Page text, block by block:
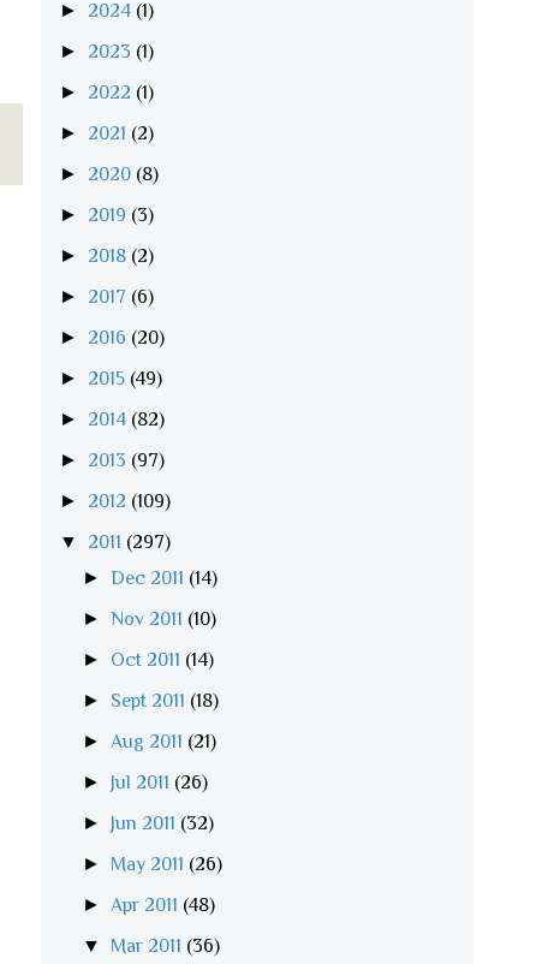
► 2024 (1)
► 2023 (1)
► 2022 (1)
► 2021 (2)
► 2020 (8)
► 2019 (3)
► 2018 (2)
► 2017 (6)
► 2016 (20)
► 2015 (49)
► 2014 (82)
► 2013 (97)
► 2012 (109)
▼ 2011 (297)
►Dec 2011 (14)
►Nov 2011 (10)
► Oct 2011 (14)
► Sept 2011 (18)
► Aug 2011 (21)
► Jul 2011 (26)
► Jun 2011 (32)
► May 2011 (26)
► Apr 2011 (48)
▼ Mar 2011 (36)